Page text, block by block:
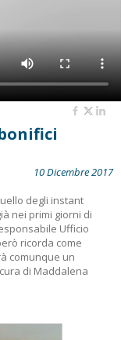
10 Dicembre 2017
degli instant
nei primi giorni di
Ufficio
ricorda come
comunque un
di Maddalena